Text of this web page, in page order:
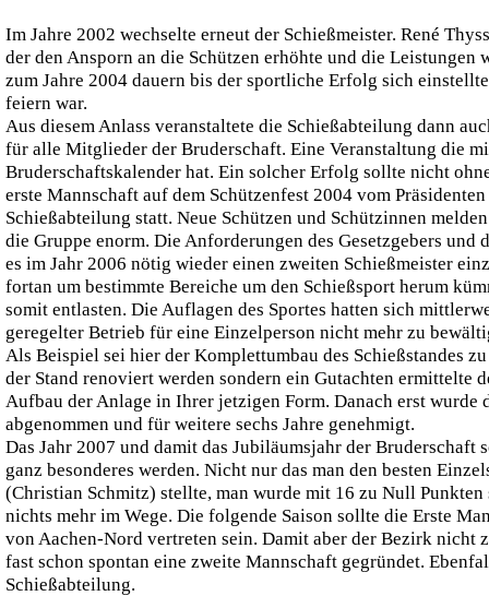
Im Jahre 2002 wechselte erneut der Schießmeister. René
der den Ansporn an die Schützen erhöhte und die
zum Jahre 2004 dauern bis der sportliche Erfolg sich
feiern war.
Aus diesem Anlass veranstaltete die Schießabteilung dann
für alle Mitglieder der Bruderschaft. Eine Veranstaltung die
Bruderschaftskalender hat. Ein solcher Erfolg sollte nicht
erste Mannschaft auf dem Schützenfest 2004 vom
Schießabteilung statt. Neue Schützen und Schützinnen
die Gruppe enorm. Die Anforderungen des Gesetzgebers und
es im Jahr 2006 nötig wieder einen zweiten Schießmeister
fortan um bestimmte Bereiche um den Schießsport herum
somit entlasten. Die Auflagen des Sportes hatten sich
geregelter Betrieb für eine Einzelperson nicht mehr zu
Als Beispiel sei hier der Komplettumbau des Schießstandes
der Stand renoviert werden sondern ein Gutachten ermittelte
Aufbau der Anlage in Ihrer jetzigen Form. Danach erst wurde
abgenommen und für weitere sechs Jahre genehmigt.
Das Jahr 2007 und damit das Jubiläumsjahr der
ganz besonderes werden. Nicht nur das man den besten
(Christian Schmitz) stellte, man wurde mit 16 zu Null
nichts mehr im Wege. Die folgende Saison sollte die Erste
von Aachen-Nord vertreten sein. Damit aber der Bezirk nicht
fast schon spontan eine zweite Mannschaft gegründet.
Schießabteilung.